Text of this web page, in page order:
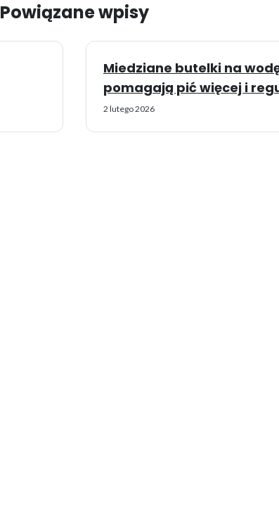
Powiązane wpisy
Miedziane butelki na
pomagają pić więcej i
2 lutego 2026